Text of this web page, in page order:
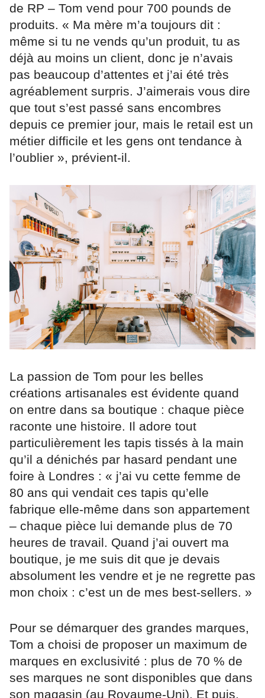
de RP – Tom vend pour 700 pounds de
produits. « Ma mère m’a toujours dit :
même si tu ne vends qu’un produit, tu as
déjà au moins un client, donc je n’avais
pas beaucoup d’attentes et j’ai été très
agréablement surpris. J’aimerais vous dire
que tout s’est passé sans encombres
depuis ce premier jour, mais le retail est un
métier difficile et les gens ont tendance à
l’oublier », prévient-il.
La passion de Tom pour les belles
créations artisanales est évidente quand
on entre dans sa boutique : chaque pièce
raconte une histoire. Il adore tout
particulièrement les tapis tissés à la main
qu’il a dénichés par hasard pendant une
foire à Londres : « j’ai vu cette femme de
80 ans qui vendait ces tapis qu’elle
fabrique elle-même dans son appartement
– chaque pièce lui demande plus de 70
heures de travail. Quand j’ai ouvert ma
boutique, je me suis dit que je devais
absolument les vendre et je ne regrette pas
mon choix : c’est un de mes best-sellers. »
Pour se démarquer des grandes marques,
Tom a choisi de proposer un maximum de
marques en exclusivité : plus de 70 % de
ses marques ne sont disponibles que dans
son magasin (au Royaume-Uni). Et puis,